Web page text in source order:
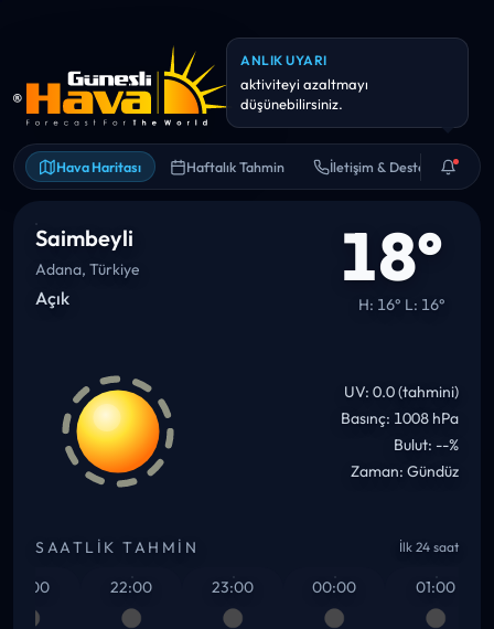
Hava Haritası Haftalık Tahmin İletişim & Destek
Saimbeyli
Adana, Türkiye
Açık 18°
H: 16° L: 16°
UV: 0.0 (tahmini)
Basınç: 1008 hPa
Bulut: --%
Zaman: Gündüz
SAATLIK TAHMIN İlk 24 saat
22:00 23:00 00:00 01:00